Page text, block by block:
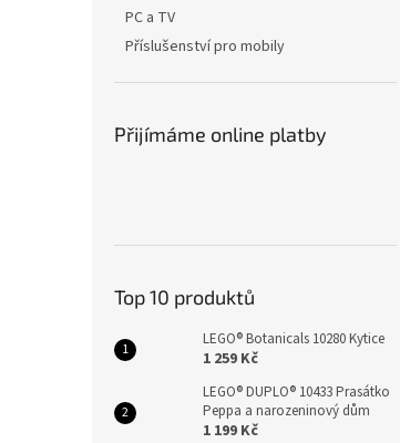
PC a TV
Příslušenství pro mobily
Přijímáme online platby
Top 10 produktů
LEGO® Botanicals 10280 Kytice
1 259 Kč
LEGO® DUPLO® 10433 Prasátko
Peppa a narozeninový dům
1 199 Kč